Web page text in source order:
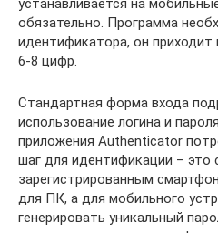
устанавливается на
обязательно. Программа
идентификатора, он
6-8 цифр.
Стандартная форма входа
использование логина и
приложения Authenticator
шаг для идентификации – это
зарегистрированным
для ПК, а для мобильного
генерировать уникальный